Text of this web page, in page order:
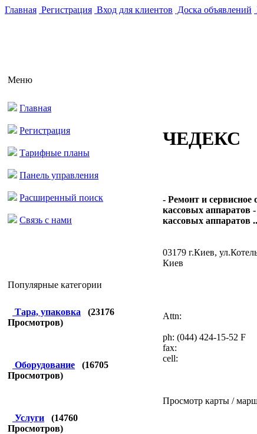
Главная Регистрация Вход для клиентов Доска объявлений
Меню
Главная
Регистрация
Тарифные планы
Панель управления
Расширенный поиск
Связь с нами
Популярные категории
Тара, упаковка (23176
Просмотров)
Оборудование (16705
Просмотров)
Услуги (14760
Просмотров)
ЧЕДЕКС
- Ремонт и
кассовых аппаратов
кассовых аппаратов
03179 г.Киев,
Киев
Attn:
ph: (044) 424-15-52 F
fax:
cell:
Просмотр карты /